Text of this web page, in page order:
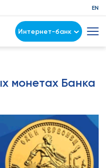
EN
Интернет-банк
монетах Банка